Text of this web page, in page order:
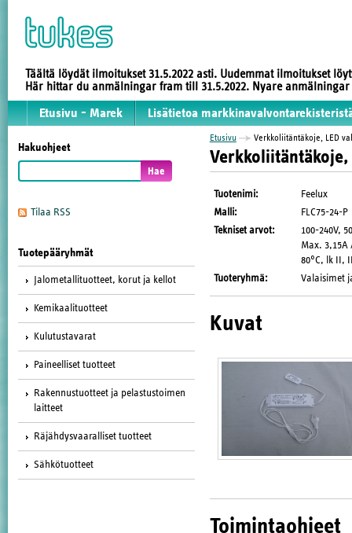
Täältä löydät ilmoitukset 31.5.2022 asti. Uudemmat ilmoitukset
Här hittar du anmälningar fram till 31.5.2022. Nyare
Etusivu - Marek Lisätietoa
Hakuohjeet
Tilaa RSS
Tuotepääryhmät
Jalometallituotteet, korut ja kellot
Kemikaalituotteet
Kulutustavarat
Paineelliset tuotteet
Rakennustuotteet ja pelastustoimen
laitteet
Räjähdysvaaralliset tuotteet
Sähkötuotteet
Etusivu Verkkoliitäntäkoje, LED
Verkkoliitäntäkoje,
Tuotenimi:
Feelux
Malli:
FLC75-24-P
Tekniset arvot:
100-240V,
Max. 3,15A
80°C, lk II,
Tuoteryhmä: Valaisimet
Kuvat
Toimintaohjeet